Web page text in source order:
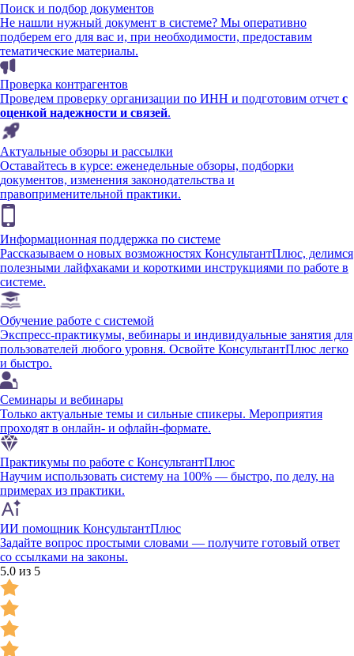
Поиск и подбор документов
Не нашли нужный документ в системе? Мы оперативно
подберем его для вас и, при необходимости, предоставим
тематические материалы.
Проверка контрагентов
Проведем проверку организации по ИНН и подготовим отчет с
оценкой надежности и связей.
Актуальные обзоры и рассылки
Оставайтесь в курсе: еженедельные обзоры, подборки
документов, изменения законодательства и
правоприменительной практики.
Информационная поддержка по системе
Рассказываем о новых возможностях КонсультантПлюс, делимся
полезными лайфхаками и короткими инструкциями по работе в
системе.
Обучение работе с системой
Экспресс-практикумы, вебинары и индивидуальные занятия для
пользователей любого уровня. Освойте КонсультантПлюс легко
и быстро.
Семинары и вебинары
Только актуальные темы и сильные спикеры. Мероприятия
проходят в онлайн- и офлайн-формате.
Практикумы по работе с КонсультантПлюс
Научим использовать систему на 100% — быстро, по делу, на
примерах из практики.
ИИ помощник КонсультантПлюс
Задайте вопрос простыми словами — получите готовый ответ
со ссылками на законы.
5.0 из 5